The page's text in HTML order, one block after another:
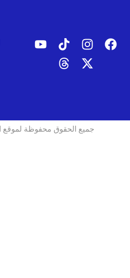
عن
للنشر
شروط
جميع الحقوق محفوظة لموقع الملاحظ 2025 ©